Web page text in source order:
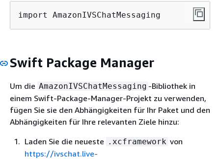
import AmazonIVSChatMessaging
Swift Package Manager
Um die AmazonIVSChatMessaging -Bibliothek in
einem Swift-Package-Manager-Projekt zu verwenden,
fügen Sie sie den Abhängigkeiten für Ihr Paket und den
Abhängigkeiten für Ihre relevanten Ziele hinzu:
Laden Sie die neueste .xcframework von
https://ivschat.live-